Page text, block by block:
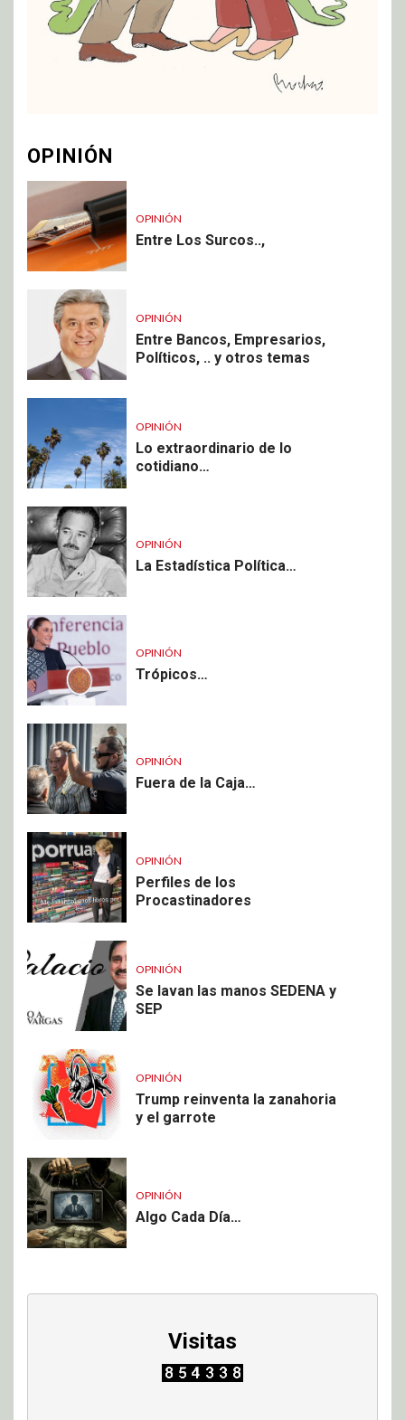
OPINIÓN
OPINIÓN
Entre Los Surcos..,
OPINIÓN
Entre Bancos, Empresarios,
Políticos, .. y otros temas
OPINIÓN
Lo extraordinario de lo
cotidiano…
OPINIÓN
La Estadística Política…
OPINIÓN
Trópicos…
OPINIÓN
Fuera de la Caja…
OPINIÓN
Perfiles de los
Procastinadores
OPINIÓN
Se lavan las manos SEDENA y
SEP
OPINIÓN
Trump reinventa la zanahoria
y el garrote
OPINIÓN
Algo Cada Día…
Visitas